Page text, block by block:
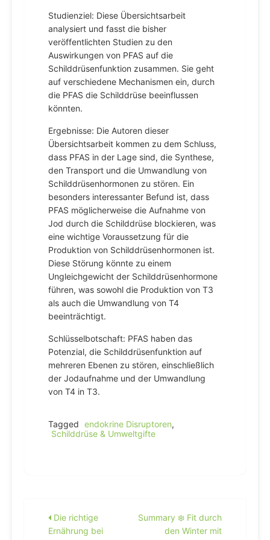
Studienziel: Diese Übersichtsarbeit
analysiert und fasst die bisher
veröffentlichten Studien zu den
Auswirkungen von PFAS auf die
Schilddrüsenfunktion zusammen. Sie geht
auf verschiedene Mechanismen ein, durch
die PFAS die Schilddrüse beeinflussen
könnten.
Ergebnisse: Die Autoren dieser
Übersichtsarbeit kommen zu dem Schluss,
dass PFAS in der Lage sind, die Synthese,
den Transport und die Umwandlung von
Schilddrüsenhormonen zu stören. Ein
besonders interessanter Befund ist, dass
PFAS möglicherweise die Aufnahme von
Jod durch die Schilddrüse blockieren, was
eine wichtige Voraussetzung für die
Produktion von Schilddrüsenhormonen ist.
Diese Störung könnte zu einem
Ungleichgewicht der Schilddrüsenhormone
führen, was sowohl die Produktion von T3
als auch die Umwandlung von T4
beeinträchtigt.
Schlüsselbotschaft: PFAS haben das
Potenzial, die Schilddrüsenfunktion auf
mehreren Ebenen zu stören, einschließlich
der Jodaufnahme und der Umwandlung
von T4 in T3.
Tagged endokrine Disruptoren,
Schilddrüse & Umweltgifte
Beitragsnavigation
Die richtige
Ernährung bei
Summary ❄️ Fit durch
den Winter mit